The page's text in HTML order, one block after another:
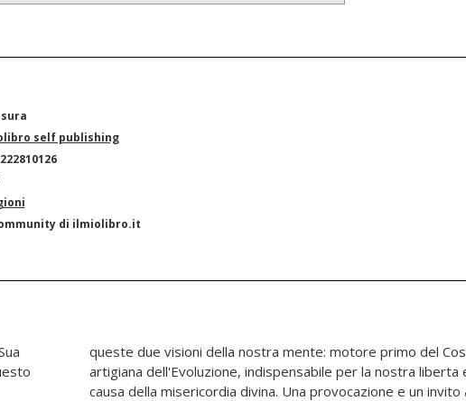
self publishing
di ilmiolibro.it
e